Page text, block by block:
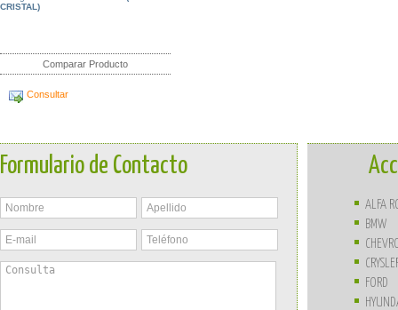
CRISTAL)
Comparar Producto
Consultar
Formulario de Contacto
ALFA
BMW
FORD